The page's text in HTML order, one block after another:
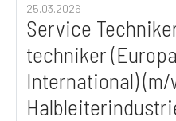
25.03.2026
Service
techniker
International)